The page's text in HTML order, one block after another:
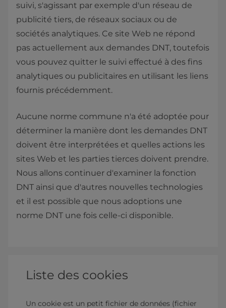
suivi, s'agissant par exemple d'un réseau de
publicité tiers, de réseaux sociaux ou de
sociétés analytiques. Ce site Web ne répond
pas actuellement aux demandes DNT, toutefois
vous pouvez quitter le suivi effectué à des fins
analytiques ou publicitaires en utilisant les liens
fournis précédemment.
Aucune norme commune n'a été adoptée pour
déterminer la manière dont les demandes DNT
doivent être interprétées et quelles actions les
sites Web et les parties tierces doivent prendre.
Nous allons continuer d'examiner la fonction
DNT ainsi que d'autres nouvelles technologies
et il est possible que nous adoptions une
norme DNT une fois celle-ci disponible.
Liste des cookies
Un cookie est un petit fichier de données (fichier